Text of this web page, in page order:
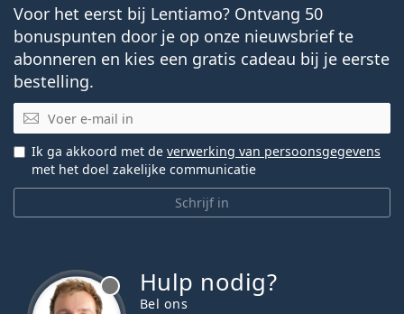
Voor het eerst bij Lentiamo? Ontvang 50
bonuspunten door je op onze nieuwsbrief te
abonneren en kies een gratis cadeau bij je eerste
bestelling.
E-mail
Schrijf in
Ik ga akkoord met de verwerking van persoonsgegevens
met het doel zakelijke communicatie
Hulp nodig?
Bel ons